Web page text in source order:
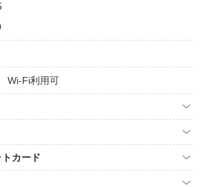
Wi-Fi利用可
カード